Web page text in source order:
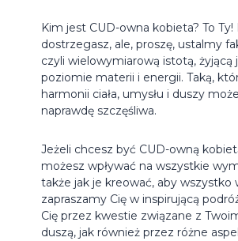
Kim jest CUD-owna kobieta? To
dostrzegasz, ale, proszę, ustalmy
czyli wielowymiarową istotą, żyjącą
poziomie materii i energii. Taką,
harmonii ciała, umysłu i duszy
naprawdę szczęśliwa.
Jeżeli chcesz być CUD-owną
możesz wpływać na wszystkie
także jak je kreować, aby wszystko
zapraszamy Cię w inspirującą
Cię przez kwestie związane z
duszą, jak również przez różne